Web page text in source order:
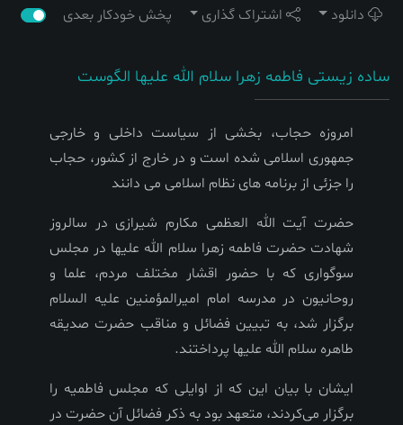
دانلود اشتراک گذاری پخش خودکار بعدی
ساده زیستی فاطمه زهرا سلام الله علیها الگوست
امروزه حجاب، بخشی از سیاست داخلی و خارجی
جمهوری اسلامی شده است و در خارج از کشور، حجاب
را جزئی از برنامه های نظام اسلامی می دانند‌
حضرت آیت‌ الله العظمی مکارم شیرازی در سالروز
شهادت حضرت فاطمه زهرا سلام الله علیها در مجلس
سوگواری که با حضور اقشار مختلف مردم، علما و
روحانیون در مدرسه امام امیرالمؤمنین علیه السلام
برگزار شد، به تبیین فضائل و مناقب حضرت صدیقه
طاهره سلام الله علیها پرداختند.
ایشان با بیان این که از اوایلی که مجلس فاطمیه را
برگزار می‌کردند، متعهد بود به ذکر فضائل آن حضرت در